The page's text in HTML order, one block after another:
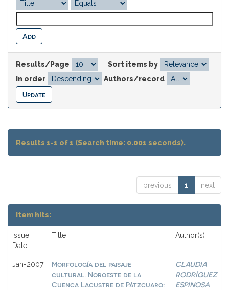
Results/Page
Sort items by
In order
Authors/record
Results 1-1 of 1 (Search time: 0.001 seconds).
previous 1 next
Item hits:
Issue
Date
Title Author(s)
Jan-2007
Morfología del paisaje
cultural. Noroeste de la
Cuenca Lacustre de Pátzcuaro:
CLAUDIA
RODRÍGUEZ
ESPINOSA